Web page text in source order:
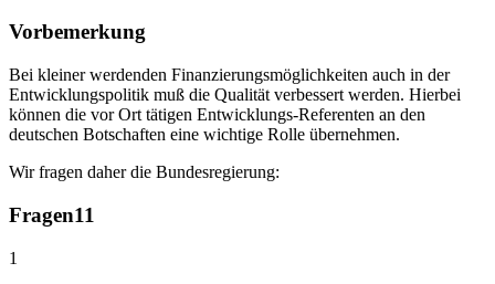
Vorbemerkung
Bei kleiner werdenden Finanzierungsmöglichkeiten auch in der
Entwicklungspolitik muß die Qualität verbessert werden. Hierbei
können die vor Ort tätigen Entwicklungs-Referenten an den
deutschen Botschaften eine wichtige Rolle übernehmen.
Wir fragen daher die Bundesregierung:
Fragen11
1